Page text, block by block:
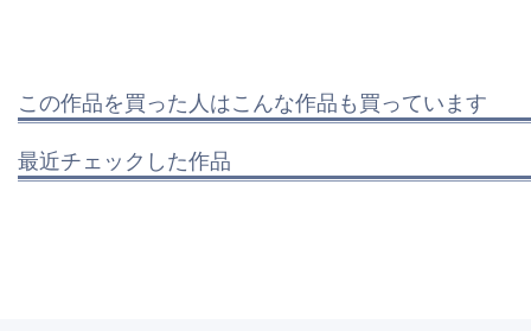
この作品を買った人はこんな作品も買っています
最近チェックした作品